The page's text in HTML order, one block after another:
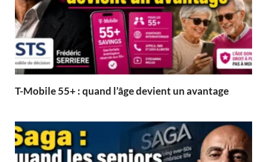
T-Mobile 55+ : quand l’âge devient un avantage